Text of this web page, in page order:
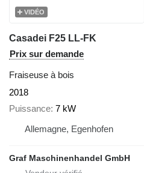
VIDÉO
Casadei F25 LL-FK
Prix sur demande
Fraiseuse à bois
2018
Puissance 7 kW
Allemagne, Egenhofen
Graf Maschinenhandel GmbH